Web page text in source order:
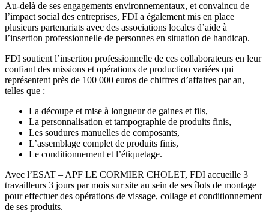
Au-delà de ses engagements environnementaux, et convaincu de
l’impact social des entreprises, FDI a également mis en place
plusieurs partenariats avec des associations locales d’aide à
l’insertion professionnelle de personnes en situation de handicap.
FDI soutient l’insertion professionnelle de ces collaborateurs en leur
confiant des missions et opérations de production variées qui
représentent près de 100 000 euros de chiffres d’affaires par an,
telles que :
La découpe et mise à longueur de gaines et fils,
La personnalisation et tampographie de produits finis,
Les soudures manuelles de composants,
L’assemblage complet de produits finis,
Le conditionnement et l’étiquetage.
Avec l’ESAT – APF LE CORMIER CHOLET, FDI accueille 3
travailleurs 3 jours par mois sur site au sein de ses îlots de montage
pour effectuer des opérations de vissage, collage et conditionnement
de ses produits.